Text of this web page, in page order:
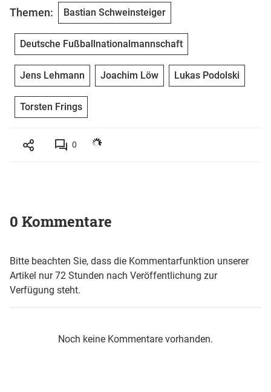
Themen: Bastian Schweinsteiger
Deutsche Fußballnationalmannschaft
Jens Lehmann Joachim Löw Lukas Podolski
Torsten Frings
0
0 Kommentare
Bitte beachten Sie, dass die Kommentarfunktion unserer
Artikel nur 72 Stunden nach Veröffentlichung zur
Verfügung steht.
Noch keine Kommentare vorhanden.